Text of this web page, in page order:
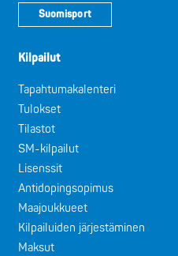
Suomisport
Kilpailut
Tapahtumakalenteri
Tulokset
Tilastot
SM-kilpailut
Lisenssit
Antidopingsopimus
Maajoukkueet
Kilpailuiden järjestäminen
Maksut